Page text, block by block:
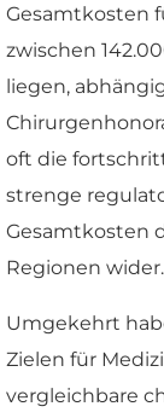
Gesamtkosten
zwischen
liegen,
oft die
strenge
Gesamtkosten
Regionen wider.
Umgekehrt
Zielen für
vergleichbare